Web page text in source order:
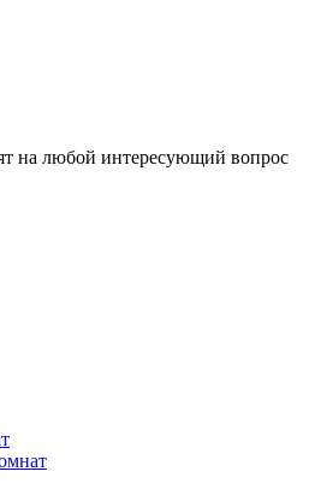
на любой интересующий вопрос